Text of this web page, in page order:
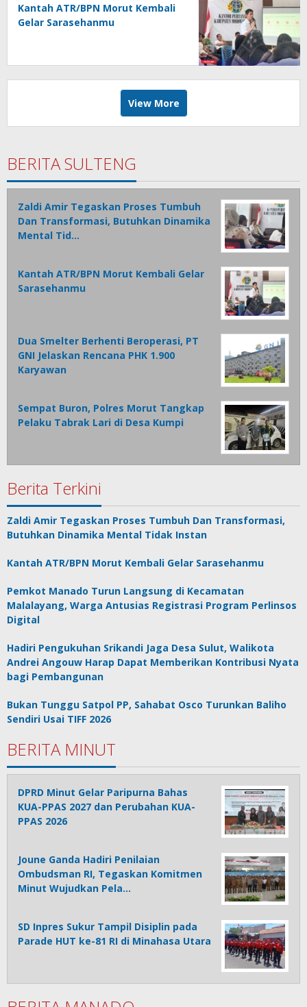
Kantah ATR/BPN Morut Kembali
Gelar Sarasehanmu
View More
BERITA SULTENG
Zaldi Amir Tegaskan Proses Tumbuh
Dan Transformasi, Butuhkan Dinamika
Mental Tid…
Kantah ATR/BPN Morut Kembali Gelar
Sarasehanmu
Dua Smelter Berhenti Beroperasi, PT
GNI Jelaskan Rencana PHK 1.900
Karyawan
Sempat Buron, Polres Morut Tangkap
Pelaku Tabrak Lari di Desa Kumpi
Berita Terkini
Zaldi Amir Tegaskan Proses Tumbuh Dan Transformasi,
Butuhkan Dinamika Mental Tidak Instan
Kantah ATR/BPN Morut Kembali Gelar Sarasehanmu
Pemkot Manado Turun Langsung di Kecamatan
Malalayang, Warga Antusias Registrasi Program Perlinsos
Digital
Hadiri Pengukuhan Srikandi Jaga Desa Sulut, Walikota
Andrei Angouw Harap Dapat Memberikan Kontribusi Nyata
bagi Pembangunan
Bukan Tunggu Satpol PP, Sahabat Osco Turunkan Baliho
Sendiri Usai TIFF 2026
BERITA MINUT
DPRD Minut Gelar Paripurna Bahas
KUA-PPAS 2027 dan Perubahan KUA-
PPAS 2026
Joune Ganda Hadiri Penilaian
Ombudsman RI, Tegaskan Komitmen
Minut Wujudkan Pela…
SD Inpres Sukur Tampil Disiplin pada
Parade HUT ke-81 RI di Minahasa Utara